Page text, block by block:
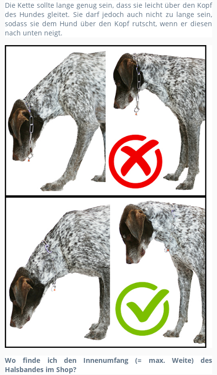
Die Kette sollte lange genug sein, dass sie leicht über den Kopf
des Hundes gleitet. Sie darf jedoch auch nicht zu lange sein,
sodass sie dem Hund über den Kopf rutscht, wenn er diesen
nach unten neigt.
Wo finde ich den Innenumfang (= max. Weite) des
Halsbandes im Shop?